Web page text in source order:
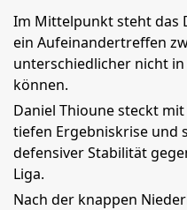
Im Mittelpunkt steht das
ein Aufeinandertreffen
unterschiedlicher nicht
können.
Daniel Thioune steckt
tiefen Ergebniskrise und
defensiver Stabilität
Liga.
Nach der knappen